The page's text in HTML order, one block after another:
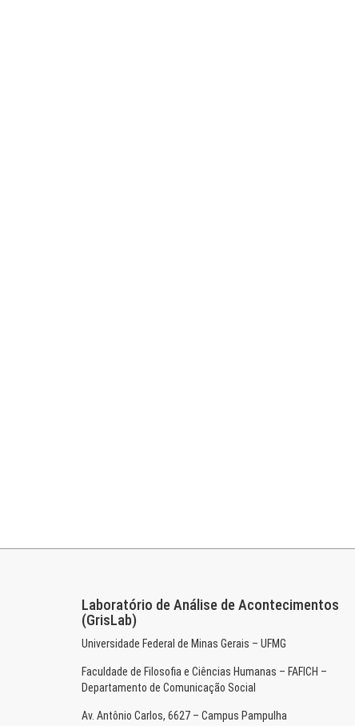
Laboratório de Análise de Acontecimentos
(GrisLab)
Universidade Federal de Minas Gerais – UFMG
Faculdade de Filosofia e Ciências Humanas – FAFICH –
Departamento de Comunicação Social
Av. Antônio Carlos, 6627 – Campus Pampulha